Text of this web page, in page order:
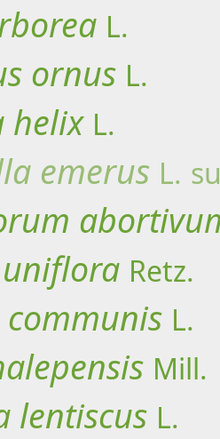
L.
ornus L.
helix L.
emerus L.
uniflora Retz.
communis L.
Mill.
lentiscus L.